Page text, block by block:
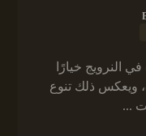
النرويج خيارًا
ويعكس ذلك تنوع
...